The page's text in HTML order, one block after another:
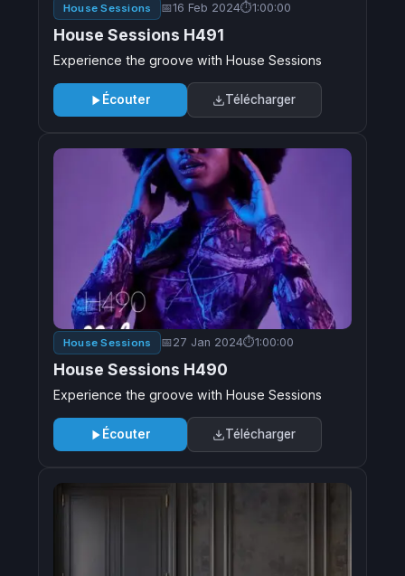
House Sessions 16 Feb 2024 1:00:00
House Sessions H491
Experience the groove with House Sessions
Écouter Télécharger
House Sessions 27 Jan 2024 1:00:00
House Sessions H490
Experience the groove with House Sessions
Écouter Télécharger